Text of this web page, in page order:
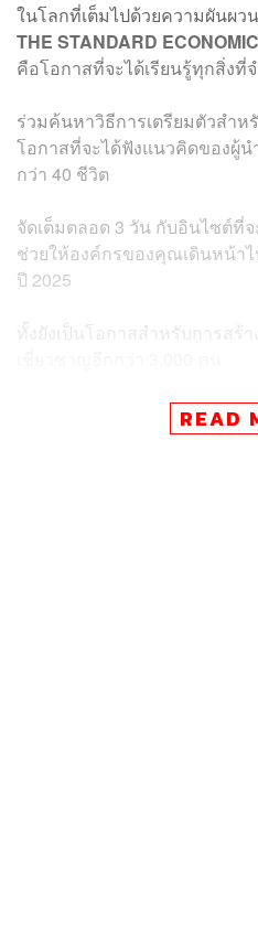
ในโลกที่เต็มไปด้วยความผันผว
THE STANDARD
คือโอกาสที่จะได้เรียนรู้ทุกสิ่งที่
ร่วมค้นหาวิธีการเตรียมตัวสำห
โอกาสที่จะได้ฟังแนวคิดของผู้
กว่า 40 ชีวิต
จัดเต็มตลอด 3 วัน กับอินไซต์ที่
ช่วยให้องค์กรของคุณเดินหน้า
ปี 2025
ทั้งยังเป็นโอกาสสำหรับการสร้
แล้วมาพบกันที่งาน🔥
THE STANDARD
READ